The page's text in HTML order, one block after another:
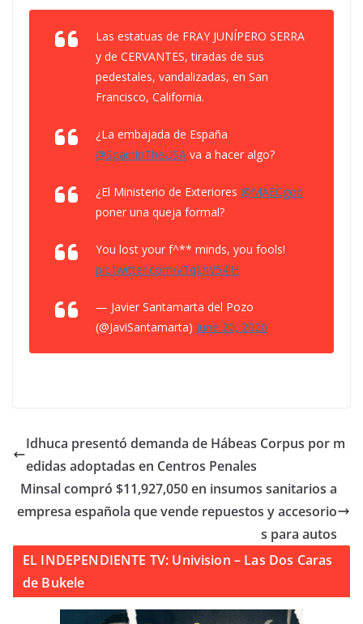
Las estatuas de FRAY JUNÍPERO SERRA
y de CERVANTES, tiradas de sus
pedestales, vandalizadas, en San
Francisco, California.
¿La embajada de España
@SpainInTheUSA va a hacer algo?
¿El Ministerio de Exteriores @MAECgob
poner una queja formal?
You lost your f^** minds, you fools!
pic.twitter.com/vTqLhV54lH
— Javier Santamarta del Pozo
(@JaviSantamarta) June 20, 2020
Idhuca presentó demanda de Hábeas Corpus por m
edidas adoptadas en Centros Penales
Minsal compró $11,927,050 en insumos sanitarios a
empresa española que vende repuestos y accesorio
s para autos
EL INDEPENDIENTE TV: Univision – Las Dos Caras
de Bukele